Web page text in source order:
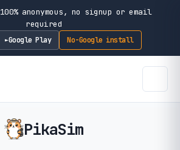
100% anonymous, no signup or email
required
►Google Play No-Google install
PikaSim